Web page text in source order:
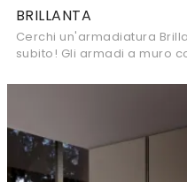
BRILLANTA
Cerchi un'armadiatura
subito! Gli armadi a muro